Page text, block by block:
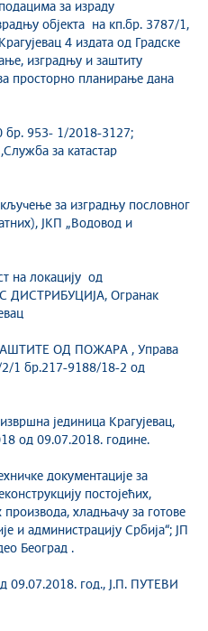
за израду
објекта на кп.бр. 3787/1,
4 издата од Градске
изградњу и заштиту
просторно планирање дана
бр. 953- 1/2018-3127;
за катастар
за изградњу пословног
ЈКП „Водовод и
на локацију од
ДИСТРИБУЦИЈА, Огранак
ОД ПОЖАРА , Управа
2/1 бр.217-9188/18-2 од
јединица Крагујевац,
од 09.07.2018. године.
документације за
постојећих,
хладњачу за готове
и администрацију Србија“; ЈП
Београд .
09.07.2018. год., Ј.П. ПУТЕВИ